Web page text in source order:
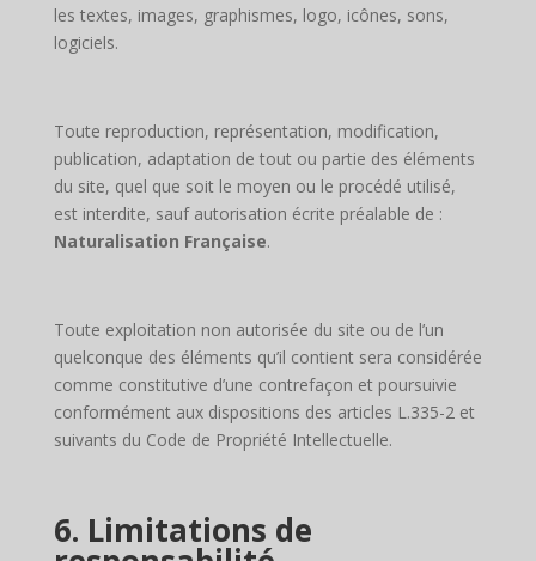
les textes, images, graphismes, logo, icônes, sons,
logiciels.
Toute reproduction, représentation, modification,
publication, adaptation de tout ou partie des éléments
du site, quel que soit le moyen ou le procédé utilisé,
est interdite, sauf autorisation écrite préalable de :
Naturalisation Française.
Toute exploitation non autorisée du site ou de l’un
quelconque des éléments qu’il contient sera considérée
comme constitutive d’une contrefaçon et poursuivie
conformément aux dispositions des articles L.335-2 et
suivants du Code de Propriété Intellectuelle.
6. Limitations de